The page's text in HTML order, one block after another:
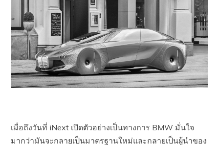
เมื่อถึงวันที่ iNext เปิดตัวอย่างเป็นทางการ BMW มั่นใจ
มากว่ามันจะกลายเป็นมาตรฐานใหม่และกลายเป็นผู้นำของ